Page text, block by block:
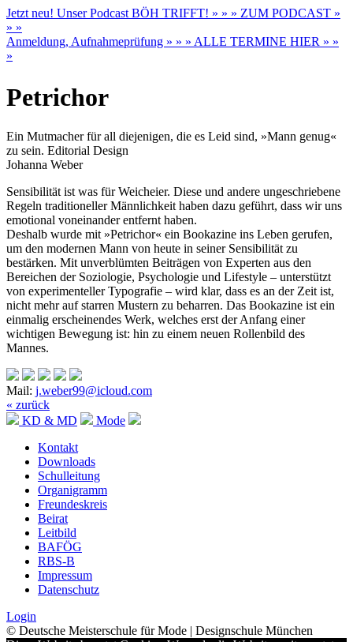
Jetzt neu! Unser Podcast BÖH TRIFFT! » » » ZUM PODCAST »
» »
Anmeldung, Aufnahmeprüfung » » » ALLE TERMINE HIER » »
»
Petrichor
Ein Mutmacher für all diejenigen, die es Leid sind, »Mann genug«
zu sein. Editorial Design
Johanna Weber
Sensibilität ist was für Weicheier. Diese und andere ungeschriebene
Regeln traditioneller Männlichkeit haben dazu geführt, dass wir uns
emotional voneinander entfernt haben.
Deshalb wurde mit »Petrichor« ein Bookazine ins Leben gerufen,
um den modernen Mann von heute in seiner Sensibilität zu
bestärken. Mit unverblümten Beiträgen von Experten aus den
Bereichen der Soziologie, Psychologie und Lifestyle – unterstützt
von experimenteller Typografie – wird klar, dass es an der Zeit ist,
nicht mehr auf starren Mustern zu beharren. Das Bookazine ist ein
einmalig erscheinendes Werk, welches erst der Anfang einer
wichtigen Bewegung ist: hin zu einem neuen Rollenbild des
Mannes.
Mail: j.weber99@icloud.com
« zurück
KD & MD
Mode
Kontakt
Downloads
Schulleitung
Organigramm
Freundeskreis
Beirat
Leitbild
BAFÖG
RBS-B
Impressum
Datenschutz
Login
© Deutsche Meisterschule für Mode | Designschule München